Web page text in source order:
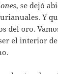
, se dejó
Y
del oro.
el interior